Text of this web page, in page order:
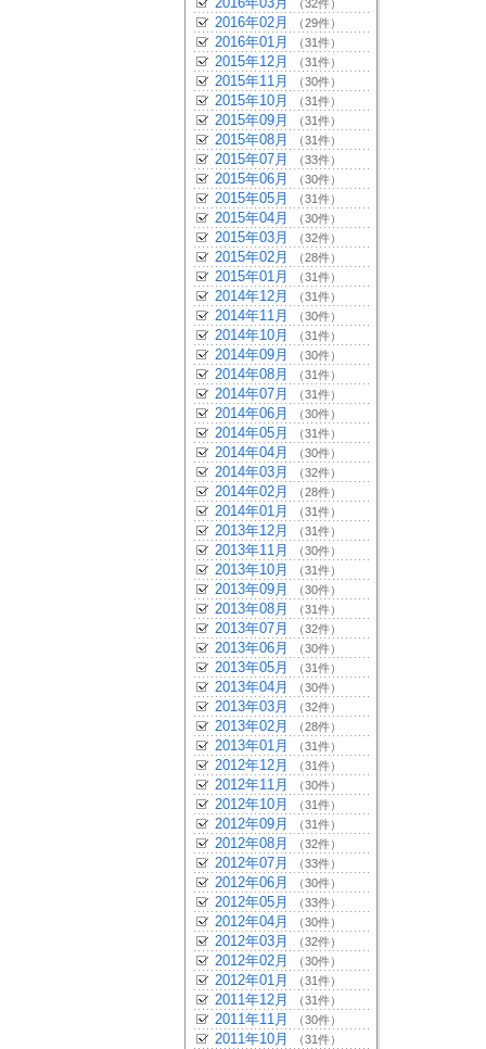
（32件）
2016年02月 （29件）
2016年01月 （31件）
2015年12月 （31件）
2015年11月 （30件）
2015年10月 （31件）
2015年09月 （31件）
2015年08月 （31件）
2015年07月 （33件）
2015年06月 （30件）
2015年05月 （31件）
2015年04月 （30件）
2015年03月 （32件）
2015年02月 （28件）
2015年01月 （31件）
2014年12月 （31件）
2014年11月 （30件）
2014年10月 （31件）
2014年09月 （30件）
2014年08月 （31件）
2014年07月 （31件）
2014年06月 （30件）
2014年05月 （31件）
2014年04月 （30件）
2014年03月 （32件）
2014年02月 （28件）
2014年01月 （31件）
2013年12月 （31件）
2013年11月 （30件）
2013年10月 （31件）
2013年09月 （30件）
2013年08月 （31件）
2013年07月 （32件）
2013年06月 （30件）
2013年05月 （31件）
2013年04月 （30件）
2013年03月 （32件）
2013年02月 （28件）
2013年01月 （31件）
2012年12月 （31件）
2012年11月 （30件）
2012年10月 （31件）
2012年09月 （31件）
2012年08月 （32件）
2012年07月 （33件）
2012年06月 （30件）
2012年05月 （33件）
2012年04月 （30件）
2012年03月 （32件）
2012年02月 （30件）
2012年01月 （31件）
2011年12月 （31件）
2011年11月 （30件）
2011年10月 （31件）